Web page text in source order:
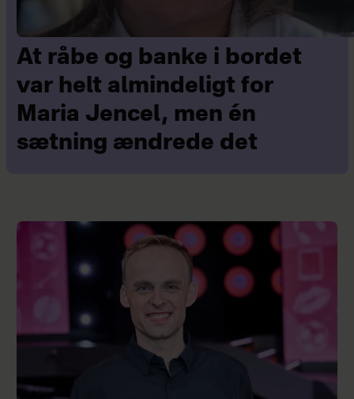
At råbe og banke i bordet
var helt almindeligt for
Maria Jencel, men én
sætning ændrede det